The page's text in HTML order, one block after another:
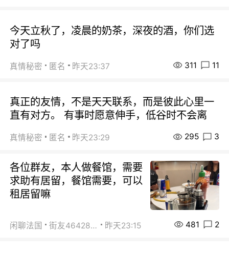
今天立秋了，凌晨的奶茶，深夜的酒，你们选
对了吗
真情秘密 匿名 昨天23:37 311 11
真正的友情，不是天天联系，而是彼此心里一
直有对方。 有事时愿意伸手，低谷时不会离
真情秘密 匿名 昨天23:29 295 3
各位群友，本人做餐馆，需要
求助有居留，餐馆需要，可以
租居留嘛
闲聊法国 街友46428878 昨天23:15 481 2